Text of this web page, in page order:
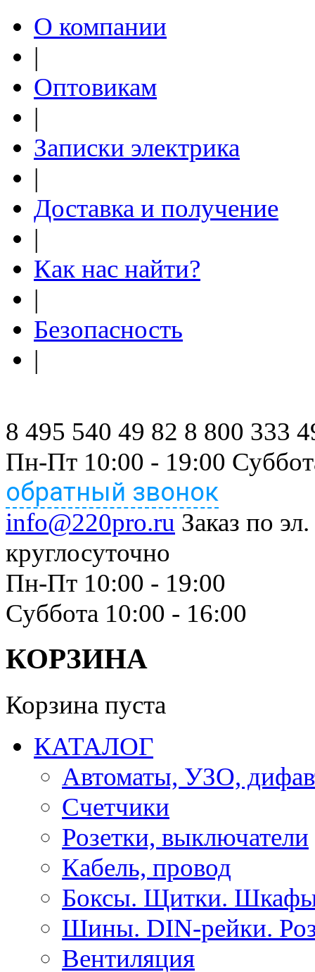
О компании
|
Оптовикам
|
Записки электрика
|
Доставка и получение
|
Как нас найти?
|
Безопасность
|
8 495 540 49 82 8 800 333
Пн-Пт 10:00 - 19:00
обратный звонок
info@220pro.ru Заказ по
круглосуточно
Пн-Пт 10:00 - 19:00
Суббота 10:00 - 16:00
КОРЗИНА
Корзина пуста
КАТАЛОГ
Автоматы, УЗО,
Счетчики
Розетки, выключатели
Кабель, провод
Боксы. Щитки.
Шины. DIN-рейки.
Вентиляция